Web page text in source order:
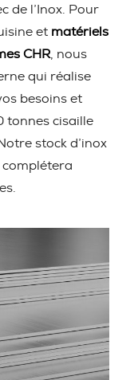
de l’Inox. Pour
et matériels
CHR , nous
qui réalise
besoins et
tonnes cisaille
stock d’inox